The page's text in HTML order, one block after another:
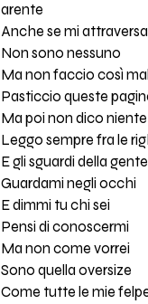
arente
Anche se mi
Non sono nessuno
Ma non faccio così
Pasticcio queste
Ma poi non dico niente
Leggo sempre fra le
E gli sguardi della gente
Guardami negli occhi
E dimmi tu chi sei
Pensi di conoscermi
Ma non come vorrei
Sono quella oversize
Come tutte le mie